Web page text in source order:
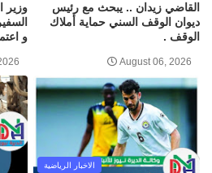
القاضي زيدان .. يبحث مع رئيس
ديوان الوقف السني حماية أملاك
الوقف .
August 06, 2026
وزير
و
الاخبار الرياضية